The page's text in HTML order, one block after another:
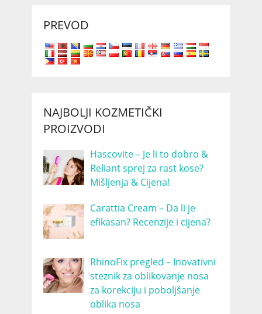
PREVOD
NAJBOLJI KOZMETIČKI
PROIZVODI
Hascovite – Je li to dobro &
Reliant sprej za rast kose?
Mišljenja & Cijena!
Carattia Cream – Da li je
efikasan? Recenzije i cijena?
RhinoFix pregled – Inovativni
steznik za oblikovanje nosa
za korekciju i poboljšanje
oblika nosa